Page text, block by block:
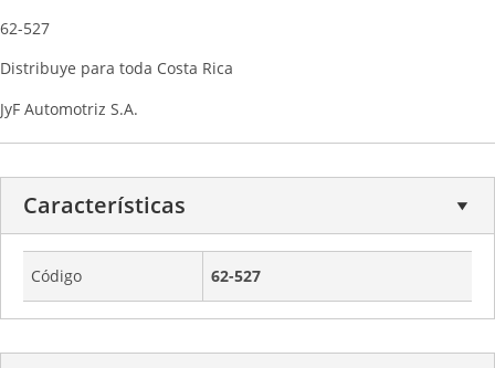
62-527
Distribuye para toda Costa Rica
JyF Automotriz S.A.
Características
Código 62-527